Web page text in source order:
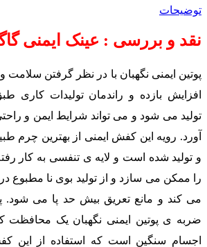
توضیحات
نقد و بررسی : عینک ایمنی
پوتین ایمنی نگهبان با در نظر گرفتن سلامت
افزایش بازده و راندمان تولیدات کاری
تولید می شود و می تواند شرایط ایمن و
آورد. رویه این کفش ایمنی از بهترین چرم
و تولید شده است و لایه ی تنفسی به کار
را ممکن می سازد و از تولید بوی نا مطبوع
می کند و مانع تعریق بیش حد پا می شود.
ضربه ی پوتین ایمنی نگهبان یک محافظت
اجسام سنگین است که استفاده از این